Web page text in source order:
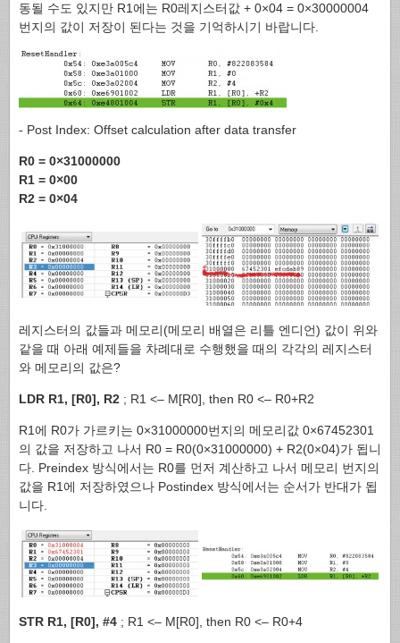
동될 수도 있지만 R1에는 R0레지스터값 + 0×04 = 0×30000004
번지의 값이 저장이 된다는 것을 기억하시기 바랍니다.
- Post Index: Offset calculation after data transfer
R0 = 0×31000000
R1 = 0×00
R2 = 0×04
레지스터의 값들과 메모리(메모리 배열은 리틀 엔디언) 값이 위와
같을 때 아래 예제들을 차례대로 수행했을 때의 각각의 레지스터
와 메모리의 값은?
LDR R1, [R0], R2 ; R1 <– M[R0], then R0 <– R0+R2
R1에 R0가 가르키는 0×31000000번지의 메모리값 0×67452301
의 값을 저장하고 나서 R0 = R0(0×31000000) + R2(0×04)가 됩니
다. Preindex 방식에서는 R0를 먼저 계산하고 나서 메모리 번지의
값을 R1에 저장하였으나 Postindex 방식에서는 순서가 반대가 됩
니다.
STR R1, [R0], #4 ; R1 <– M[R0], then R0 <– R0+4